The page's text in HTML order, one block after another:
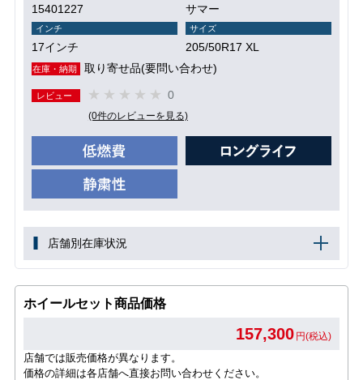
15401227 サマー
インチ
17インチ
サイズ
205/50R17 XL
在庫・納期 取り寄せ品(要問い合わせ)
レビュー 0
(0件のレビューを見る)
店舗別在庫状況
ホイールセット商品価格
157,300 円(税込)
店舗では販売価格が異なります。
価格の詳細は各店舗へ直接お問い合わせください。